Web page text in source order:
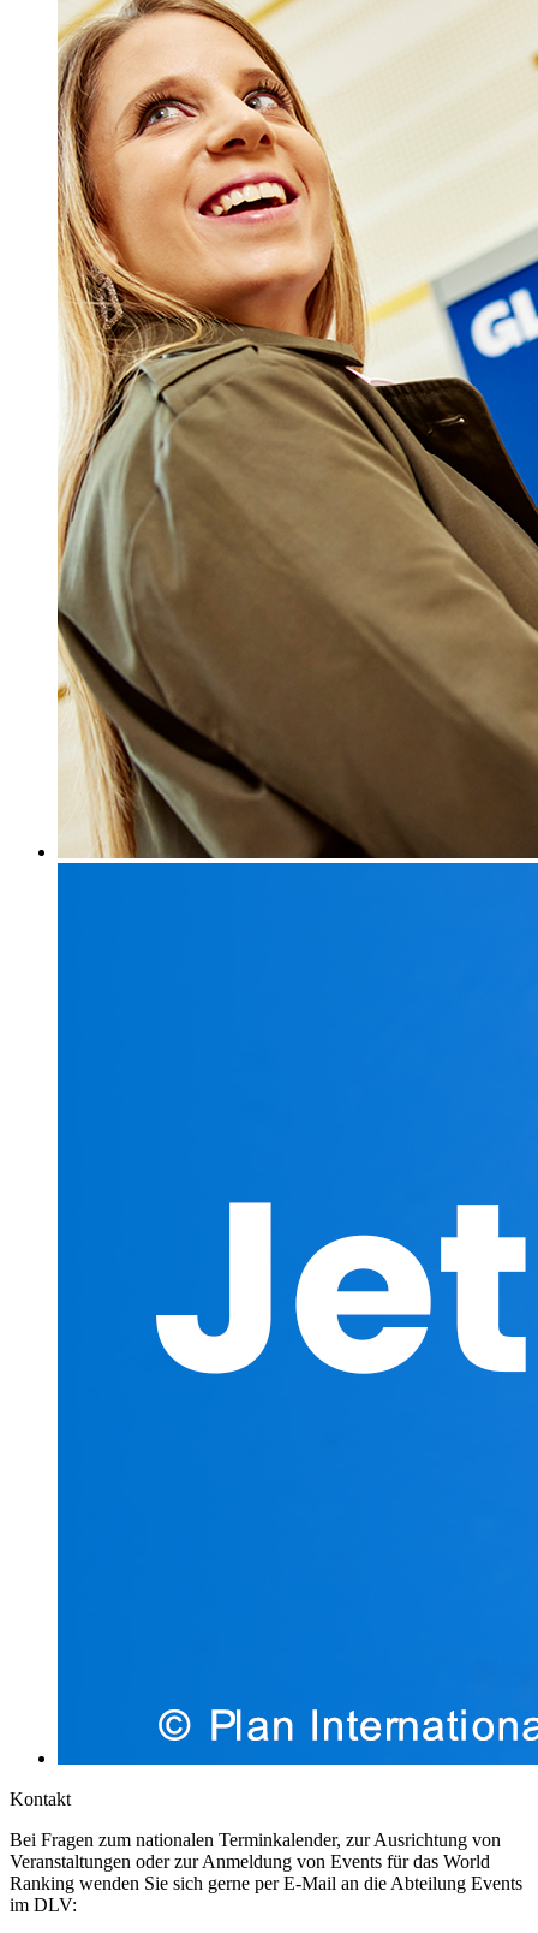
Kontakt
Bei Fragen zum nationalen Terminkalender, zur Ausrichtung von
Veranstaltungen oder zur Anmeldung von Events für das World
Ranking wenden Sie sich gerne per E-Mail an die Abteilung Events
im DLV: